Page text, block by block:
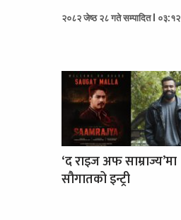
२०८२ जेष्ठ २८ गते सम्पादित l ०३:१२
‘द राइज अफ साम्राज्य’मा
सौगातको इन्ट्री